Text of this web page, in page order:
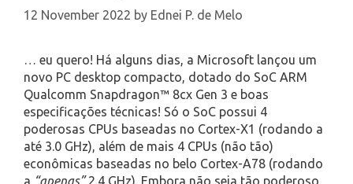
12 November 2022 by Ednei P. de Melo
… eu quero! Há alguns dias, a Microsoft lançou um
novo PC desktop compacto, dotado do SoC ARM
Qualcomm Snapdragon™ 8cx Gen 3 e boas
especificações técnicas! Só o SoC possui 4
poderosas CPUs baseadas no Cortex-X1 (rodando a
até 3.0 GHz), além de mais 4 CPUs (não tão)
econômicas baseadas no belo Cortex-A78 (rodando
a “apenas”2.4 GHz). Embora não seja tão poderoso